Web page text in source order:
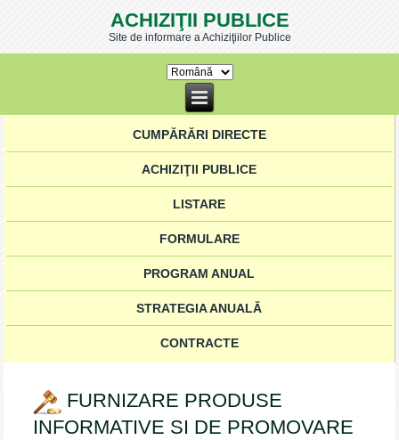
ACHIZIŢII PUBLICE
Site de informare a Achiziţiilor Publice
CUMPĂRĂRI DIRECTE
ACHIZIŢII PUBLICE
LISTARE
FORMULARE
PROGRAM ANUAL
STRATEGIA ANUALĂ
CONTRACTE
FURNIZARE PRODUSE
INFORMATIVE SI DE PROMOVARE